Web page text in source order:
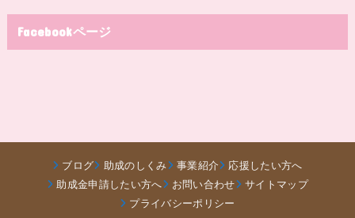
Facebookページ
ブログ 助成のしくみ 事業紹介
応援したい方へ
助成金申請したい方へ
お問い合わせ
サイトマップ
プライバシーポリシー